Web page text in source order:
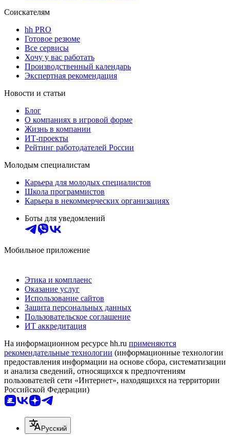
Соискателям
hh PRO
Готовое резюме
Все сервисы
Хочу у вас работать
Производственный календарь
Экспертная рекомендация
Новости и статьи
Блог
О компаниях в игровой форме
Жизнь в компании
ИТ-проекты
Рейтинг работодателей России
Молодым специалистам
Карьера для молодых специалистов
Школа программистов
Карьера в некоммерческих организациях
Боты для уведомлений
Мобильное приложение
Этика и комплаенс
Оказание услуг
Использование сайтов
Защита персональных данных
Пользовательское соглашение
ИТ аккредитация
На информационном ресурсе hh.ru применяются
рекомендательные технологии (информационные технологии
предоставления информации на основе сбора, систематизации
и анализа сведений, относящихся к предпочтениям
пользователей сети «Интернет», находящихся на территории
Российской Федерации)
Русский